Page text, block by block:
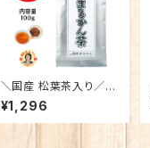
＼国産 松葉茶入り／ま
るかん茶
¥1,296